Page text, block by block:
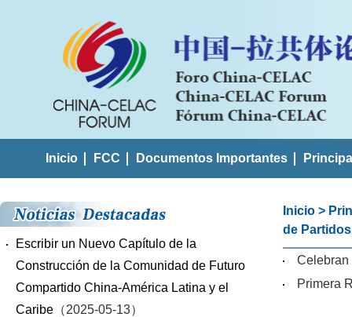
Inicio FCC Documentos Importantes
Escribir un Nuevo Capítulo de la
Construcción de la Comunidad de Futuro
Compartido China-América Latina y el
Caribe （2025-05-13）
Inicio >
de
Celebran
Primera